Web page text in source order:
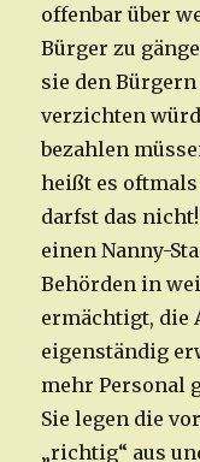
offenbar über
Bürger zu
sie den Bürgern
verzichten
bezahlen
heißt es
darfst das
einen Nanny-
Behörden in
ermächtigt, die
eigenständig
mehr Personal
Sie legen die
„richtig“ aus